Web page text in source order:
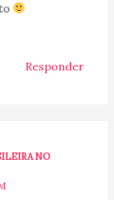
Responder
NO